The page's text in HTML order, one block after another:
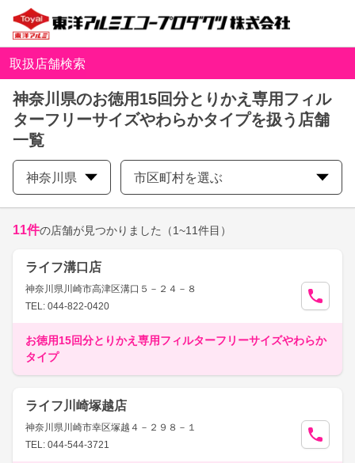
取扱店舗検索
神奈川県のお徳用15回分とりかえ専用フィル
ターフリーサイズやわらかタイプを扱う店舗
一覧
神奈川県 市区町村を選ぶ
11件の店舗が見つかりました （1~11件目）
ライフ溝口店
神奈川県川崎市高津区溝口５－２４－８
TEL: 044-822-0420
お徳用15回分とりかえ専用フィルターフリーサイズやわらか
タイプ
ライフ川崎塚越店
神奈川県川崎市幸区塚越４－２９８－１
TEL: 044-544-3721